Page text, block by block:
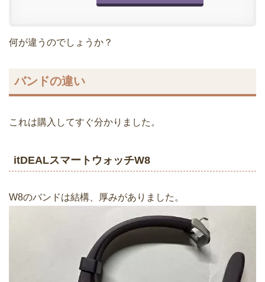
何が違うのでしょうか？
バンドの違い
これは購入してすぐ分かりました。
itDEALスマートウォッチW8
W8のバンドは結構、厚みがありました。